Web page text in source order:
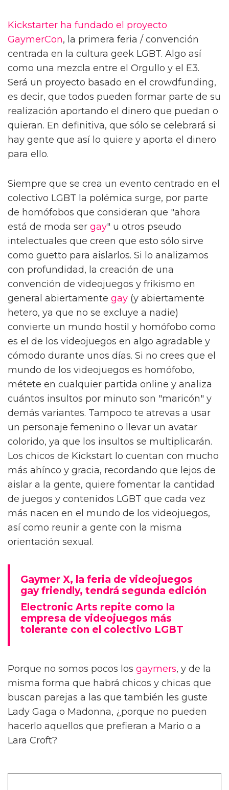
Kickstarter ha fundado el proyecto
GaymerCon, la primera feria / convención
centrada en la cultura geek LGBT. Algo así
como una mezcla entre el Orgullo y el E3.
Será un proyecto basado en el crowdfunding,
es decir, que todos pueden formar parte de su
realización aportando el dinero que puedan o
quieran. En definitiva, que sólo se celebrará si
hay gente que así lo quiere y aporta el dinero
para ello.
Siempre que se crea un evento centrado en el
colectivo LGBT la polémica surge, por parte
de homófobos que consideran que "ahora
está de moda ser gay" u otros pseudo
intelectuales que creen que esto sólo sirve
como guetto para aislarlos. Si lo analizamos
con profundidad, la creación de una
convención de videojuegos y frikismo en
general abiertamente gay (y abiertamente
hetero, ya que no se excluye a nadie)
convierte un mundo hostil y homófobo como
es el de los videojuegos en algo agradable y
cómodo durante unos días. Si no crees que el
mundo de los videojuegos es homófobo,
métete en cualquier partida online y analiza
cuántos insultos por minuto son "maricón" y
demás variantes. Tampoco te atrevas a usar
un personaje femenino o llevar un avatar
colorido, ya que los insultos se multiplicarán.
Los chicos de Kickstart lo cuentan con mucho
más ahínco y gracia, recordando que lejos de
aislar a la gente, quiere fomentar la cantidad
de juegos y contenidos LGBT que cada vez
más nacen en el mundo de los videojuegos,
así como reunir a gente con la misma
orientación sexual.
Gaymer X, la feria de videojuegos
gay friendly, tendrá segunda edición
Electronic Arts repite como la
empresa de videojuegos más
tolerante con el colectivo LGBT
Porque no somos pocos los gaymers, y de la
misma forma que habrá chicos y chicas que
buscan parejas a las que también les guste
Lady Gaga o Madonna, ¿porque no pueden
hacerlo aquellos que prefieran a Mario o a
Lara Croft?